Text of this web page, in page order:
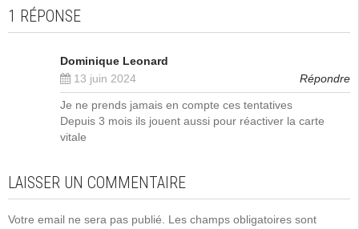
1 RÉPONSE
Dominique Leonard
13 juin 2024
Répondre
Je ne prends jamais en compte ces tentatives
Depuis 3 mois ils jouent aussi pour réactiver la carte
vitale
LAISSER UN COMMENTAIRE
Votre email ne sera pas publié. Les champs obligatoires sont